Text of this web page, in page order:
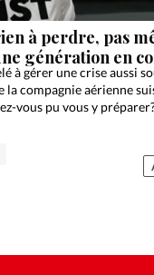
à perdre, pas
génération en
à gérer une crise aussi
la compagnie aérienne
vous pu vous y